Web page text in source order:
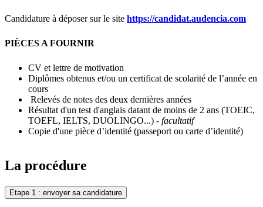
Candidature à déposer sur le site https://candidat.audencia.com
PIÈCES A FOURNIR
CV et lettre de motivation
Diplômes obtenus et/ou un certificat de scolarité de l’année en
cours
Relevés de notes des deux dernières années
Résultat d'un test d'anglais datant de moins de 2 ans (TOEIC,
TOEFL, IELTS, DUOLINGO...) - facultatif
Copie d'une pièce d’identité (passeport ou carte d’identité)
La procédure
Etape 1 : envoyer sa candidature